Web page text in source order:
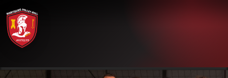
Panneau de gestion des cookies